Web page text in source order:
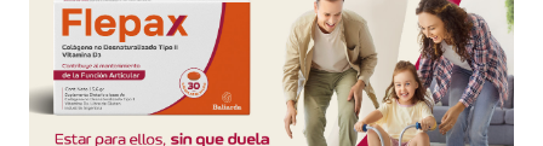
Otros productos con
acalabrutinib
Otros productos de